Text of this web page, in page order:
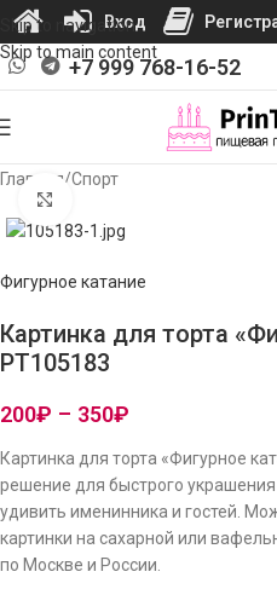
Skip to navigation
Skip to main content
+7 999 768-16-52
Главная/Спорт
Фигурное катание
Картинка для торта
PT105183
200₽ – 350₽
Картинка для торта «Фигурное
решение для быстрого украшения
удивить именинника и гостей.
картинки на сахарной или
по Москве и России.
Вход